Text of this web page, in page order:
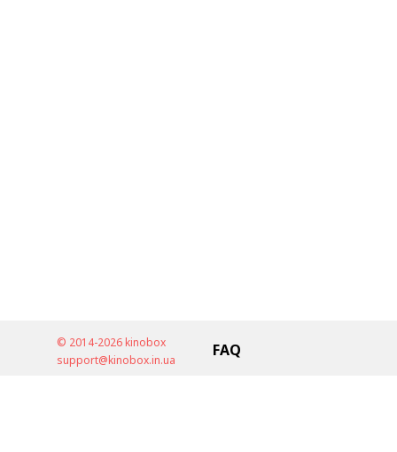
© 2014-2026 kinobox
support@kinobox.in.ua
FAQ